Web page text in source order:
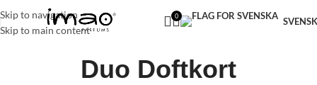
Skip to navigation
Skip to main content
0
Duo Doftkort